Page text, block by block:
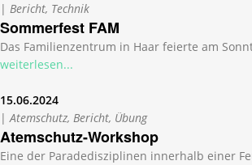
| Bericht, Technik
Sommerfest FAM
Das Familienzentrum in Haar feierte am
weiterlesen...
15.06.2024
|Atemschutz, Bericht, Übung
Atemschutz-Workshop
Eine der Paradedisziplinen innerhalb einer